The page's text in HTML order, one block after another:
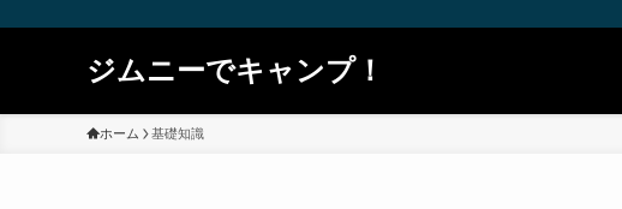
ジムニーでキャンプ！
ホーム 基礎知識